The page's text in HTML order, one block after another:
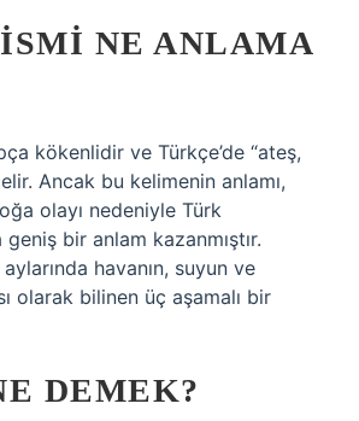
NE ANLAMA
kökenlidir ve Türkçe’de “ateş,
Ancak bu kelimenin anlamı,
olayı nedeniyle Türk
bir anlam kazanmıştır.
havanın, suyun ve
olarak bilinen üç aşamalı bir
DEMEK?